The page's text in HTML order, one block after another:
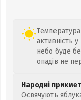
Температура
активність
небо буде
опадів не
Народні
Освячують